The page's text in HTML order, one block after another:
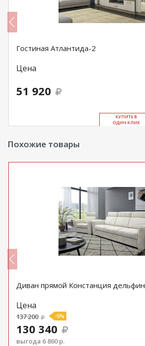
Гостиная Атлантида-2
Цена
51 920
КУ­ПИТЬ В
ОДИН КЛИК
Похожие товары
Диван прямой Констанция дельфин
Цена
137 200 -5%
130 340
выгода 6 860 р.